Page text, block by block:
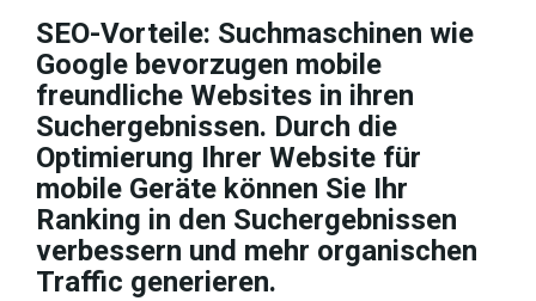
SEO-Vorteile: Suchmaschinen wie
Google bevorzugen mobile
freundliche Websites in ihren
Suchergebnissen. Durch die
Optimierung Ihrer Website für
mobile Geräte können Sie Ihr
Ranking in den Suchergebnissen
verbessern und mehr organischen
Traffic generieren.